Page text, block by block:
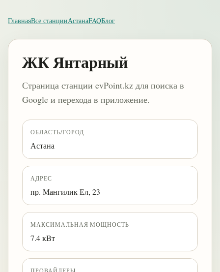
ГлавнаяВсе станцииАстанаFAQБлог
ЖК Янтарный
Страница станции evPoint.kz для поиска в
Google и перехода в приложение.
ОБЛАСТЬ/ГОРОД
Астана
АДРЕС
пр. Мангилик Ел, 23
МАКСИМАЛЬНАЯ МОЩНОСТЬ
7.4 кВт